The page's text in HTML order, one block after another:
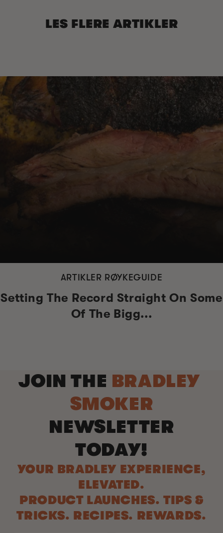
LES FLERE ARTIKLER
ARTIKLER RØYKEGUIDE
Setting The Record Straight On Some
Of The Bigg...
JOIN THE BRADLEY
SMOKER
NEWSLETTER
TODAY!
YOUR BRADLEY EXPERIENCE,
ELEVATED.
PRODUCT LAUNCHES. TIPS &
TRICKS. RECIPES. REWARDS.